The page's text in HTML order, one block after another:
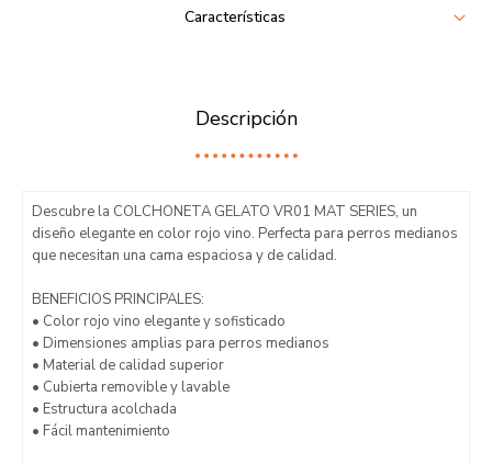
Características
Descripción
Descubre la COLCHONETA GELATO VR01 MAT SERIES, un
diseño elegante en color rojo vino. Perfecta para perros medianos
que necesitan una cama espaciosa y de calidad.
BENEFICIOS PRINCIPALES:
• Color rojo vino elegante y sofisticado
• Dimensiones amplias para perros medianos
• Material de calidad superior
• Cubierta removible y lavable
• Estructura acolchada
• Fácil mantenimiento